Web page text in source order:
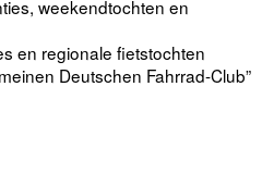
weekendtochten en
en regionale fietstochten
Deutschen Fahrrad-Club”